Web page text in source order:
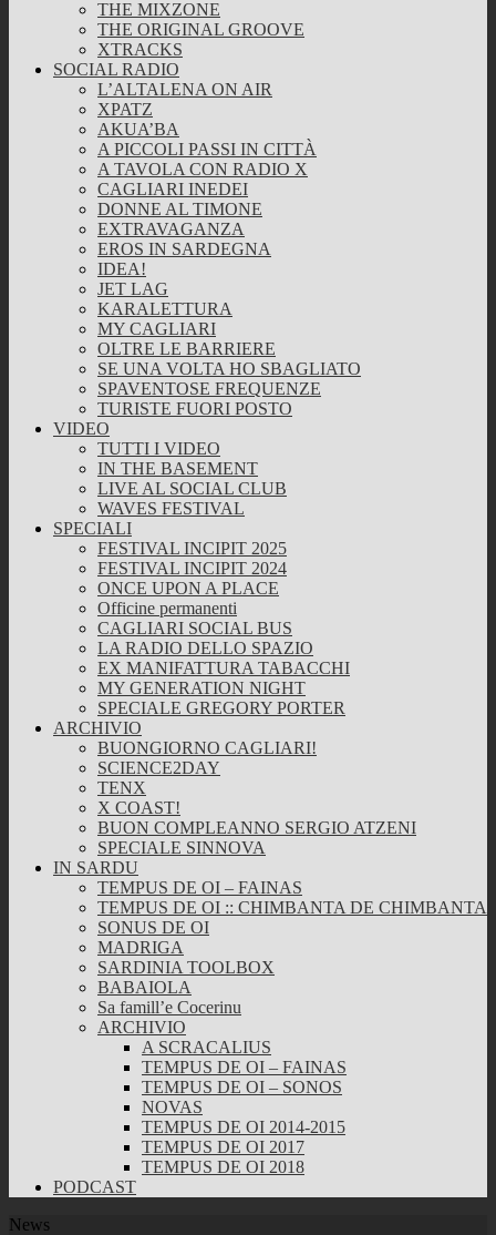
THE MIXZONE
THE ORIGINAL GROOVE
XTRACKS
SOCIAL RADIO
L’ALTALENA ON AIR
XPATZ
AKUA’BA
A PICCOLI PASSI IN CITTÀ
A TAVOLA CON RADIO X
CAGLIARI INEDEI
DONNE AL TIMONE
EXTRAVAGANZA
EROS IN SARDEGNA
IDEA!
JET LAG
KARALETTURA
MY CAGLIARI
OLTRE LE BARRIERE
SE UNA VOLTA HO SBAGLIATO
SPAVENTOSE FREQUENZE
TURISTE FUORI POSTO
VIDEO
TUTTI I VIDEO
IN THE BASEMENT
LIVE AL SOCIAL CLUB
WAVES FESTIVAL
SPECIALI
FESTIVAL INCIPIT 2025
FESTIVAL INCIPIT 2024
ONCE UPON A PLACE
Officine permanenti
CAGLIARI SOCIAL BUS
LA RADIO DELLO SPAZIO
EX MANIFATTURA TABACCHI
MY GENERATION NIGHT
SPECIALE GREGORY PORTER
ARCHIVIO
BUONGIORNO CAGLIARI!
SCIENCE2DAY
TENX
X COAST!
BUON COMPLEANNO SERGIO ATZENI
SPECIALE SINNOVA
IN SARDU
TEMPUS DE OI – FAINAS
TEMPUS DE OI :: CHIMBANTA DE CHIMBANTA
SONUS DE OI
MADRIGA
SARDINIA TOOLBOX
BABAIOLA
Sa famill’e Cocerinu
ARCHIVIO
A SCRACALIUS
TEMPUS DE OI – FAINAS
TEMPUS DE OI – SONOS
NOVAS
TEMPUS DE OI 2014-2015
TEMPUS DE OI 2017
TEMPUS DE OI 2018
PODCAST
News